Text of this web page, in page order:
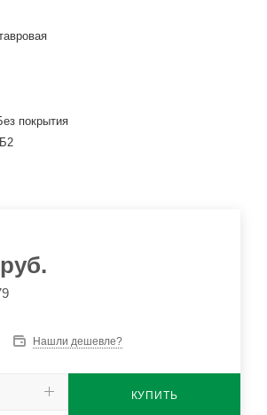
покрытия
руб.
Нашли дешевле?
КУПИТЬ